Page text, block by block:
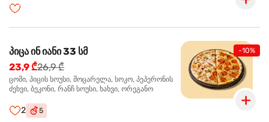
-10%
პიცა ინ იანი 33 სმ
23,9 ₾26,9 ₾
ცომი, პიცის სოუსი, მოცარელა, სოკო, პეპერონის
ძეხვი, ბეკონი, რანჩ სოუსი, ხახვი, ორეგანო
2 5